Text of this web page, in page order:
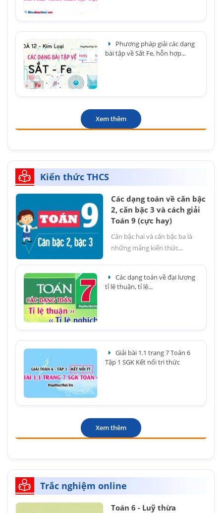
Phương pháp giải các dạng
bài tập về Sắt Fe, hỗn hợp...
Xem thêm
Kiến thức THCS
Các dạng toán về căn bậc
2, căn bậc 3 và cách giải
Toán 9 (cực hay)
Căn bậc hai và căn bậc ba là
những mảng kiến thức...
Các dạng toán về đại lượng
tỉ lệ thuận, tỉ lệ...
Giải bài 1.1 trang 7 Toán 6
Tập 1 SGK Kết nối tri thức
Xem thêm
Trắc nghiệm online
Toán 6 - Luỹ thừa